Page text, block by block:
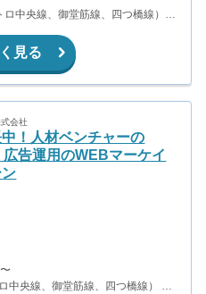
が目安となります。月60万円以上
のサポートを行っています。ES添
論、就活無双をお約束します。
中央線、御堂筋線、四つ橋線）
見る
会社
！人材ベンチャーの
告運用のWEBマーケイ
中央線、御堂筋線、四つ橋線） 堺